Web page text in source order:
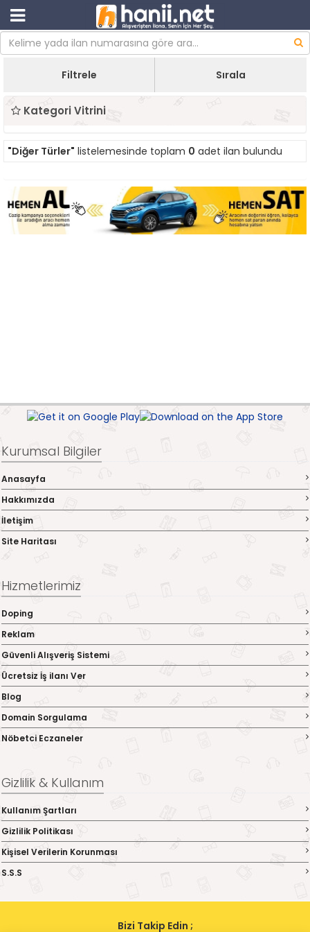
Filtrele Sırala
Kategori Vitrini
"Diğer Türler" listelemesinde toplam 0 adet ilan bulundu
Kurumsal Bilgiler
Anasayfa
Hakkımızda
İletişim
Site Haritası
Hizmetlerimiz
Doping
Reklam
Güvenli Alışveriş Sistemi
Ücretsiz İş ilanı Ver
Blog
Domain Sorgulama
Nöbetci Eczaneler
Gizlilik & Kullanım
Kullanım Şartları
Gizlilik Politikası
Kişisel Verilerin Korunması
S.S.S
Bizi Takip Edin ;